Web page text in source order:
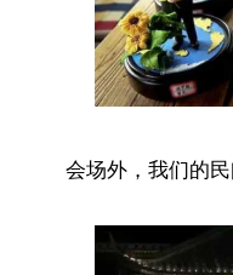
会场外，我们的